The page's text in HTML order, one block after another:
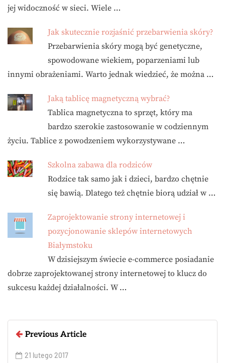
jej widoczność w sieci. Wiele …
Jak skutecznie rozjaśnić przebarwienia skóry?
Przebarwienia skóry mogą być genetyczne,
spowodowane wiekiem, poparzeniami lub
innymi obrażeniami. Warto jednak wiedzieć, że można …
Jaką tablicę magnetyczną wybrać?
Tablica magnetyczna to sprzęt, który ma
bardzo szerokie zastosowanie w codziennym
życiu. Tablice z powodzeniem wykorzystywane …
Szkolna zabawa dla rodziców
Rodzice tak samo jak i dzieci, bardzo chętnie
się bawią. Dlatego też chętnie biorą udział w …
Zaprojektowanie strony internetowej i
pozycjonowanie sklepów internetowych
Białymstoku
W dzisiejszym świecie e-commerce posiadanie
dobrze zaprojektowanej strony internetowej to klucz do
sukcesu każdej działalności. W …
Previous Article
21 lutego 2017